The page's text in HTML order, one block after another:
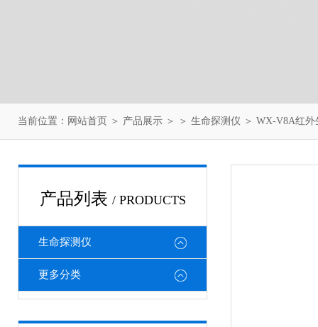
当前位置： 网站首页 ＞ 产品展示 ＞ ＞ 生命探测仪 ＞ WX-V8A红
产品列表 / PRODUCTS
生命探测仪
更多分类